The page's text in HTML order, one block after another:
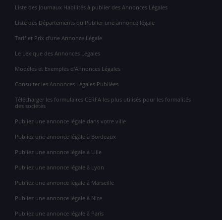
Liste des Journaux Habilités à publier des Annonces Légales
Liste des Départements ou Publier une annonce légale
Tarif et Prix d'une Annonce Légale
Le Lexique des Annonces Légales
Modèles et Exemples d'Annonces Légales
Consulter les Annonces Légales Publiées
Télécharger les formulaires CERFA les plus utilisés pour les formalités
des sociétés
Publiez une annonce légale dans votre ville
Publiez une annonce légale à Bordeaux
Publiez une annonce légale à Lille
Publiez une annonce légale à Lyon
Publiez une annonce légale à Marseille
Publiez une annonce légale à Nice
Publiez une annonce légale à Paris